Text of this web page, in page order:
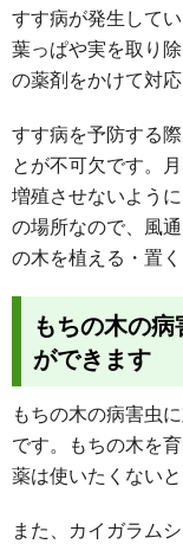
すす病が発生して
葉っぱや実を取り
の薬剤をかけて対応
すす病を予防する
とが不可欠です。
増殖させないよう
の場所なので、風
の木を植える・置
もちの木の
ができます
もちの木の病害虫
です。もちの木を
薬は使いたくない
また、カイガラム